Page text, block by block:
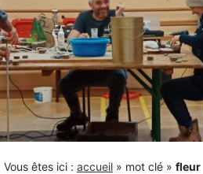
Vous êtes ici : accueil » mot clé » fleur